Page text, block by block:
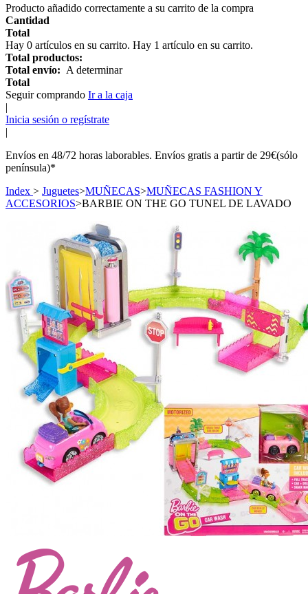
Producto añadido correctamente a su carrito de la compra
Cantidad
Total
Hay 0 artículos en su carrito. Hay 1 artículo en su carrito.
Total productos:
Total envío: A determinar
Total
Seguir comprando Ir a la caja
|
Inicia sesión o regístrate
|
Envíos en 48/72 horas laborables. Envíos gratis a partir de 29€(sólo
península)*
Index > Juguetes>MUÑECAS>MUÑECAS FASHION Y
ACCESORIOS>BARBIE ON THE GO TUNEL DE LAVADO